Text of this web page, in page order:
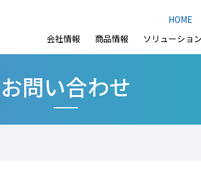
HOME
会社情報
商品情報 ソリューショ
お問い合わせ